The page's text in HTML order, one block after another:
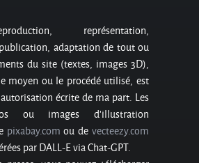
représentation,
adaptation de tout ou
du site (textes, images 3D),
moyen ou le procédé utilisé, est
écrite de ma part. Les
ou images d’illustration
pixabay.com ou devecteezy.com
par DALL-E via Chat-GPT.